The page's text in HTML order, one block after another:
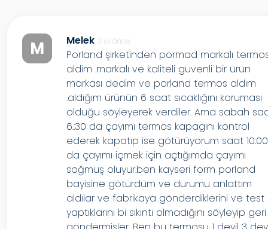
M Melek 3 yıl önce
Porland şirketinden pormad markalı
aldim .markalı ve kaliteli guvenli bir ürün
markası dedim ve porland termos aldım
.aldığım ürünün 6 saat sıcaklığını koruması
olduğu söyleyerek verdiler. Ama sabah
6.:30 da çayımı termos kapagını kontrol
ederek kapatıp ise götürüyorum saat 10:00
da çayımı içmek için açtığımda çayımı
soğmuş oluyur.ben kayseri form porland
bayisine götürdüm ve durumu anlattım
aldılar ve fabrikaya gönderdiklerini ve test
yaptıklarını bi sıkıntı olmadığını söyleyip geri